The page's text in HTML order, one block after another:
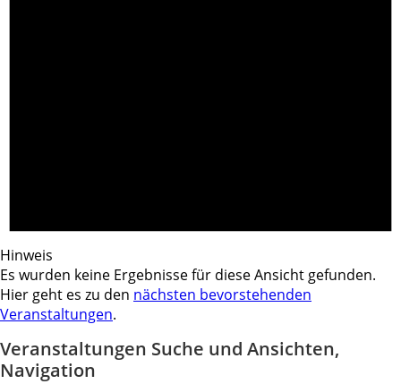
Hinweis
Es wurden keine Ergebnisse für diese Ansicht gefunden.
Hier geht es zu den nächsten bevorstehenden
Veranstaltungen.
Veranstaltungen Suche und Ansichten,
Navigation